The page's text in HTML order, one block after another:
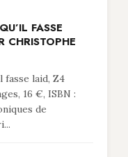
FASSE
CHRISTOPHE
fasse laid, Z4
16 €, ISBN :
de